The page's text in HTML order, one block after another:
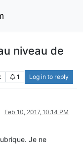
niveau de
1 Log in to reply
Feb 10, 2017, 10:14 PM
Je ne